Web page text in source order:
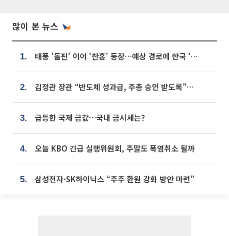
많이 본 뉴스
1. 태풍 '돌핀' 이어 '찬홈' 등장…예상 경로에 한국 '한숨'
2. 김정관 장관 “반도체 성과급, 주총 승인 받도록”…상법·자본시장법 개정 시사
3. 급등한 국제 금값…국내 금시세는?
4. 오늘 KBO 긴급 실행위원회, 주말도 폭염취소 될까
5. 삼성전자·SK하이닉스 “주주 환원 강화 방안 마련”